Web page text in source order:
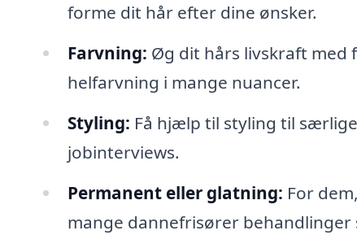
forme dit hår efter dine ønsker.
Farvning: Øg dit hårs livskraft med
helfarvning i mange nuancer.
Styling: Få hjælp til styling til
jobinterviews.
Permanent eller glatning: For
mange dannefrisører